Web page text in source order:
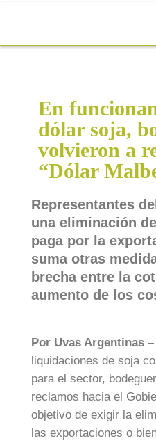
En
dólar soja,
volvieron a
“Dólar
Representantes
una eliminación
paga por la
suma otras
brecha entre la
aumento de los
Por Uvas Argentinas –
liquidaciones de soja
para el sector,
reclamos hacia el
objetivo de exigir la
las exportaciones o